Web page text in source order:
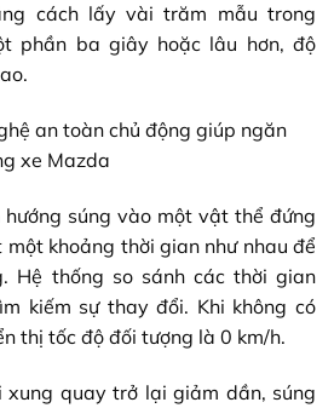
cách lấy vài trăm mẫu trong
phần ba giây hoặc lâu hơn, độ
an toàn chủ động giúp ngăn
xe Mazda
hướng súng vào một vật thể đứng
khoảng thời gian như nhau để
Hệ thống so sánh các thời gian
kiếm sự thay đổi. Khi không có
thị tốc độ đối tượng là 0 km/h.
xung quay trở lại giảm dần, súng